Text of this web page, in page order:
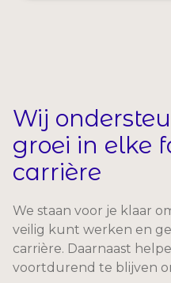
Wij
groei in elke
carrière
We staan voor je klaar
veilig kunt werken en
carrière. Daarnaast
voortdurend te blijven